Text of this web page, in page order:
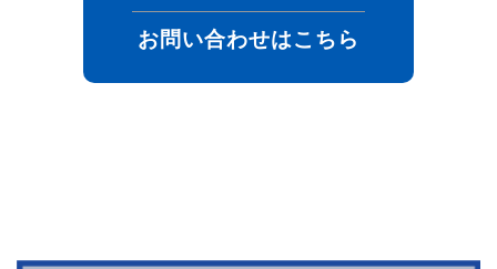
お問い合わせはこちら